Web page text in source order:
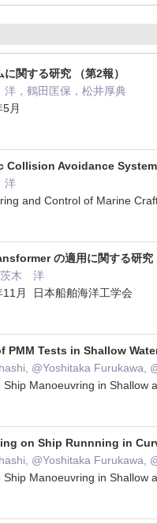
関する研究 （第2報）
，鶴田匡保，松井厚典
月
Collision Avoidance
洋
and Control of Marine
の適用に関する研究
茨木 洋
月 日本船舶海洋工学会
PMM Tests in Shallow
@Yoshitaka Furukawa,
Manoeuvring in
on Ship Runnning in
@Yoshitaka Furukawa,
Manoeuvring in